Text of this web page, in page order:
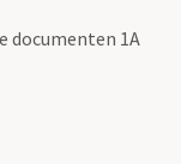
documenten 1A